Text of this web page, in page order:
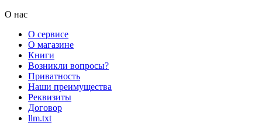
О нас
О сервисе
О магазине
Книги
Возникли вопросы?
Приватность
Наши преимущества
Реквизиты
Договор
llm.txt